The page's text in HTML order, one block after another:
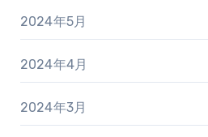
2024年5月
2024年4月
2024年3月